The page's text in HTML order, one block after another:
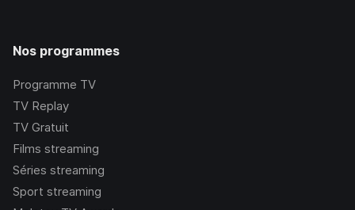
Nos programmes
Programme TV
TV Replay
TV Gratuit
Films streaming
Séries streaming
Sport streaming